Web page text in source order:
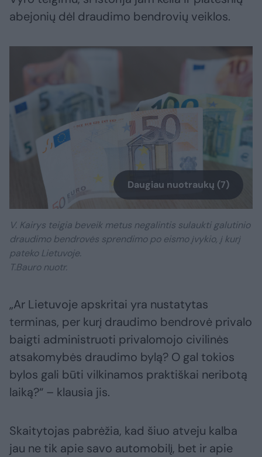
abejonių dėl draudimo bendrovių veiklos.
Daugiau nuotraukų (7)
V. Kairys teigia beveik metus negalintis sulaukti galutinio
draudimo bendrovės sprendimo po eismo įvykio, į kurį
pateko Lietuvoje.
T.Bauro nuotr.
„Ar Lietuvoje apskritai yra nustatytas
terminas, per kurį draudimo bendrovė privalo
baigti administruoti privalomojo civilinės
atsakomybės draudimo bylą? O gal tokios
bylos gali būti vilkinamos praktiškai neribotą
laiką?“ – klausia jis.
Skaitytojas pabrėžia, kad šiuo atveju kalba
jau ne tik apie savo automobilį, bet ir apie